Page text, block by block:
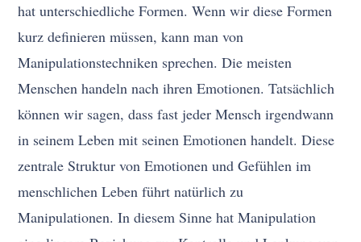
hat unterschiedliche Formen. Wenn wir diese Formen
kurz definieren müssen, kann man von
Manipulationstechniken sprechen. Die meisten
Menschen handeln nach ihren Emotionen. Tatsächlich
können wir sagen, dass fast jeder Mensch irgendwann
in seinem Leben mit seinen Emotionen handelt. Diese
zentrale Struktur von Emotionen und Gefühlen im
menschlichen Leben führt natürlich zu
Manipulationen. In diesem Sinne hat Manipulation